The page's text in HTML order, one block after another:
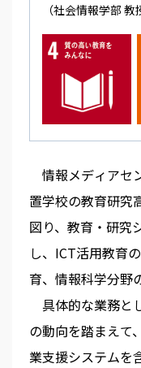
（社会情報学部 教
情報メディアセ
置学校の教育研究
図り、教育・研究
し、ICT活用教育
育、情報科学分野
具体的な業務と
の動向を踏まえて
業支援システムを